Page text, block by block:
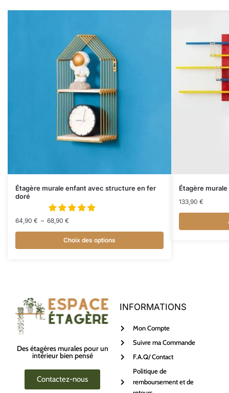
Étagère murale enfant avec structure en fer
doré
64,90 € – 68,90 €
Choix des options
Étagère
133,90 €
Des étagères murales pour un
intérieur bien pensé
Contactez-nous
INFORMATIONS
Mon Compte
Suivre ma Commande
F.A.Q/ Contact
Politique de
remboursement et de